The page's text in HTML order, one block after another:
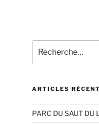
pour
:
ARTICLES
PARC DU SAUT DU